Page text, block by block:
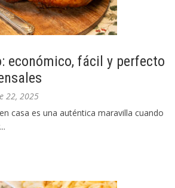
económico, fácil y perfecto
22, 2025
casa es una auténtica maravilla cuando